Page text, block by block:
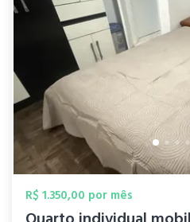
R$ 1.350,00 por mês